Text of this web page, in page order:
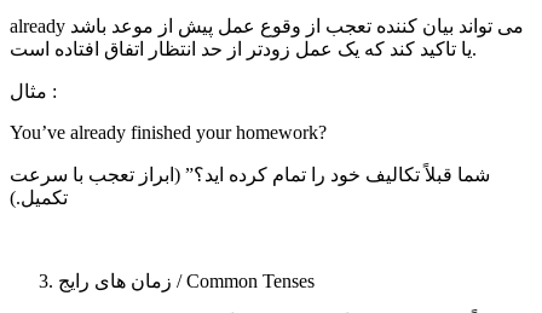
already می تواند بیان کننده تعجب از وقوع عمل پیش از موعد باشد
یا تاکید کند که یک عمل زودتر از حد انتظار اتفاق افتاده است.
مثال :
You’ve already finished your homework?
شما قبلاً تکالیف خود را تمام کرده اید؟” (ابراز تعجب با سرعت
تکمیل.)
زمان های رایج / Common Tenses